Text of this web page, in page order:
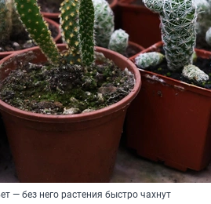
— без него растения быстро чахнут